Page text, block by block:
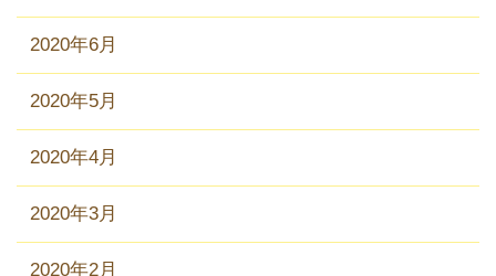
2020年6月
2020年5月
2020年4月
2020年3月
2020年2月